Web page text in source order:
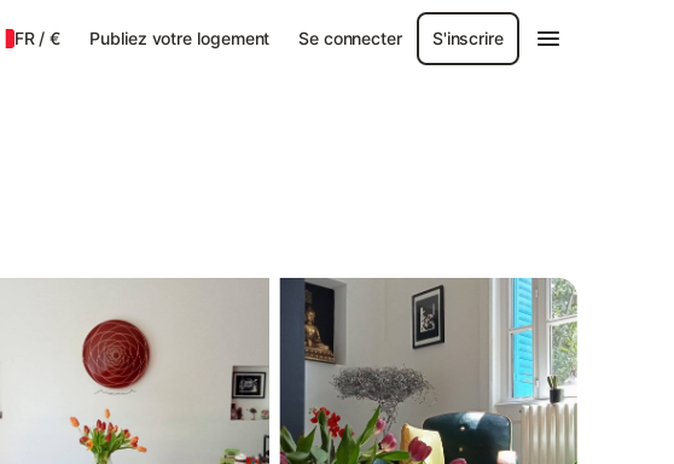
FR/€ Publiez votre logement Se connecter S'inscrire